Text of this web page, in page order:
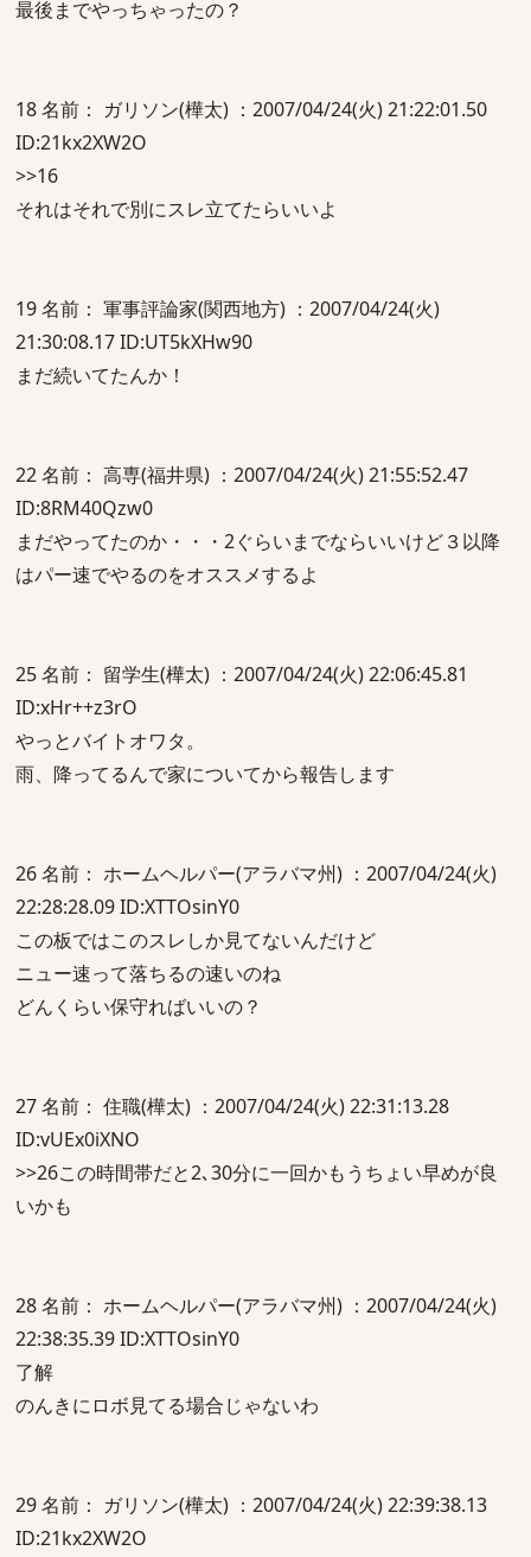
最後までやっちゃったの？
18 名前： ガリソン(樺太) ：2007/04/24(火) 21:22:01.50
ID:21kx2XW2O
>>16
それはそれで別にスレ立てたらいいよ
19 名前： 軍事評論家(関西地方) ：2007/04/24(火)
21:30:08.17 ID:UT5kXHw90
まだ続いてたんか！
22 名前： 高専(福井県) ：2007/04/24(火) 21:55:52.47
ID:8RM40Qzw0
まだやってたのか・・・2ぐらいまでならいいけど３以降
はパー速でやるのをオススメするよ
25 名前： 留学生(樺太) ：2007/04/24(火) 22:06:45.81
ID:xHr++z3rO
やっとバイトオワタ。
雨、降ってるんで家についてから報告します
26 名前： ホームヘルパー(アラバマ州) ：2007/04/24(火)
22:28:28.09 ID:XTTOsinY0
この板ではこのスレしか見てないんだけど
ニュー速って落ちるの速いのね
どんくらい保守ればいいの？
27 名前： 住職(樺太) ：2007/04/24(火) 22:31:13.28
ID:vUEx0iXNO
>>26この時間帯だと2､30分に一回かもうちょい早めが良
いかも
28 名前： ホームヘルパー(アラバマ州) ：2007/04/24(火)
22:38:35.39 ID:XTTOsinY0
了解
のんきにロボ見てる場合じゃないわ
29 名前： ガリソン(樺太) ：2007/04/24(火) 22:39:38.13
ID:21kx2XW2O